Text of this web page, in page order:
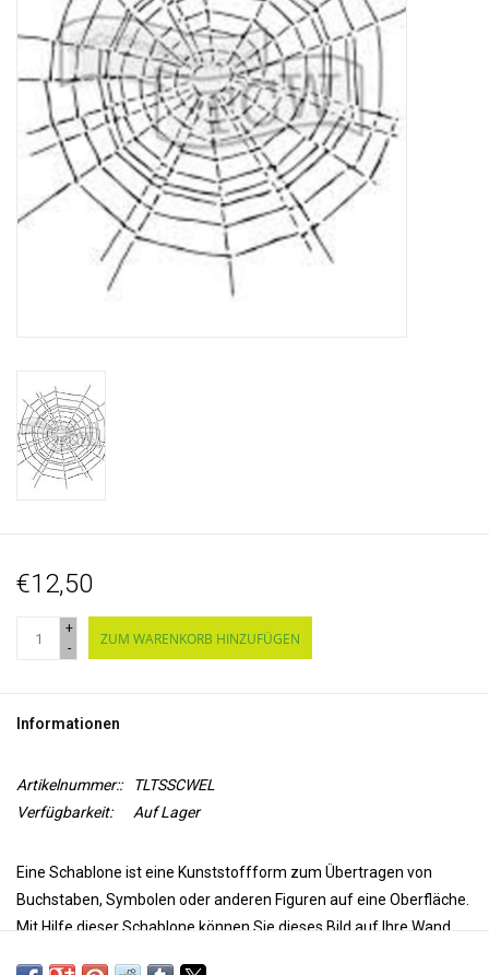
WERKZEUGE
€12,50
+
-
ZUM WARENKORB HINZUFÜGEN
Informationen
Artikelnummer::
TLTSSCWEL
Verfügbarkeit:
Auf Lager
Eine Schablone ist eine Kunststoffform zum Übertragen von
Buchstaben, Symbolen oder anderen Figuren auf eine Oberfläche.
Mit Hilfe dieser Schablone können Sie dieses Bild auf Ihre Wand,